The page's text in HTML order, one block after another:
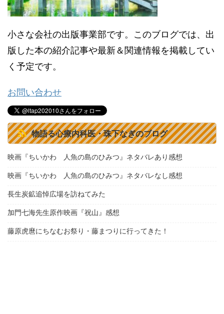
小さな会社の出版事業部です。このブログでは、出
版した本の紹介記事や最新＆関連情報を掲載してい
く予定です。
お問い合わせ
物語る心療内科医・珠下なぎのブログ
映画『ちいかわ 人魚の島のひみつ』ネタバレあり感想
映画『ちいかわ 人魚の島のひみつ』ネタバレなし感想
長生炭鉱追悼広場を訪ねてみた
加門七海先生原作映画『祝山』感想
藤原虎麿にちなむお祭り・藤まつりに行ってきた！